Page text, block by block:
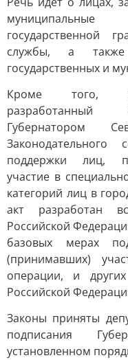
государственной
службы, а также
государственных и
Кроме того,
разработанный
Губернатором
поддержки лиц,
участие в
категорий лиц в
акт разработан
Российской
базовых мерах
(принимавших)
операции, и
Российской
Законы приняты
подписания
установленном